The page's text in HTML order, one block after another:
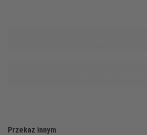
Przekaz innym